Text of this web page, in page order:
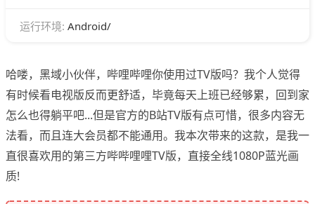
运行环境: Android/
哈喽，黑域小伙伴，哔哩哔哩你使用过TV版吗？我个人觉得
有时候看电视版反而更舒适，毕竟每天上班已经够累，回到家
怎么也得躺平吧...但是官方的B站TV版有点可惜，很多内容无
法看，而且连大会员都不能通用。我本次带来的这款，是我一
直很喜欢用的第三方哔哔哩哩TV版，直接全线1080P蓝光画
质!